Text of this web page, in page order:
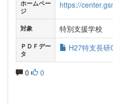
ホームペー
ジ
https://
対象 特別支援学校
ＰＤＦデー
タ
H27特支長研
0 0